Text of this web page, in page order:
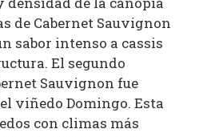
de Cabernet Sauvignon
sabor intenso a cassis
El segundo
Sauvignon fue
viñedo Domingo. Esta
con climas más